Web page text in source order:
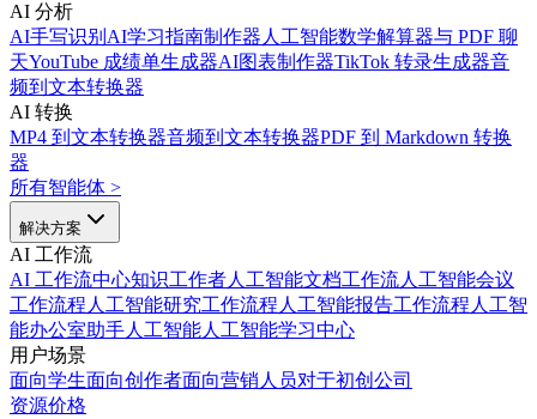
AI 分析
AI手写识别 AI学习指南制作器 人工智能数学解算器与 PDF 聊
天YouTube 成绩单生成器AI图表制作器TikTok 转录生成器音
频到文本转换器
AI 转换
MP4 到文本转换器音频到文本转换器PDF 到 Markdown 转换
器
所有智能体 >
解决方案
AI 工作流
AI 工作流中心知识工作者人工智能文档工作流人工智能会议
工作流程人工智能研究工作流程人工智能报告工作流程人工智
能办公室助手人工智能人工智能学习中心
用户场景
面向学生面向创作者面向营销人员对于初创公司
资源价格